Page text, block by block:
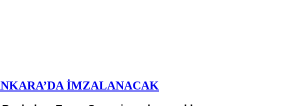
İMZALANACAK